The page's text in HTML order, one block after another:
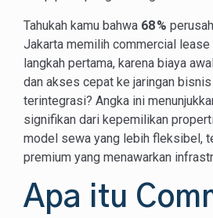
​Tahukah kamu bahwa 68 %
Jakarta memilih commercial
langkah pertama, karena biaya
dan akses cepat ke jaringan
terintegrasi? Angka ini
signifikan dari kepemilikan
model sewa yang lebih fleksibel,
premium yang menawarkan
Apa itu